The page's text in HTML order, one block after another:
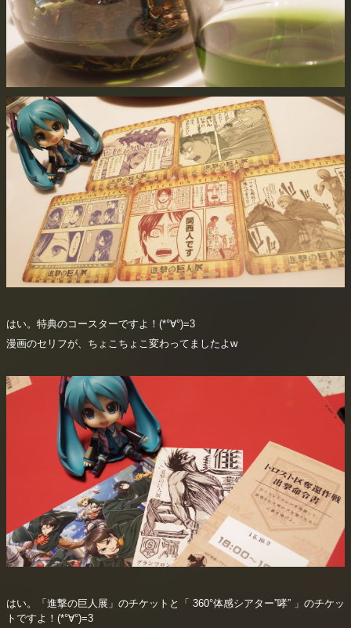
はい。特典のコースターですよ！(*°∀°)=3
漫画のセリフが、ちょこちょこ変わってましたよw
はい。「進撃の巨人展」のチケットと「 360°体感シアター”哮” 」のチケッ
トですよ！(*°∀°)=3